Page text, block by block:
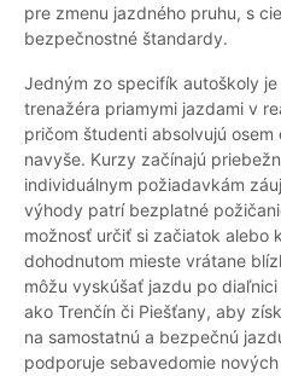
pre zmenu jazdného pruhu, s
bezpečnostné štandardy.
Jedným zo specifík autoškoly
trenažéra priamymi jazdami v
pričom študenti absolvujú
navyše. Kurzy začínajú
individuálnym požiadavkám
výhody patrí bezplatné
možnosť určiť si začiatok alebo
dohodnutom mieste vrátane
môžu vyskúšať jazdu po
ako Trenčín či Piešťany, aby
na samostatnú a bezpečnú
podporuje sebavedomie